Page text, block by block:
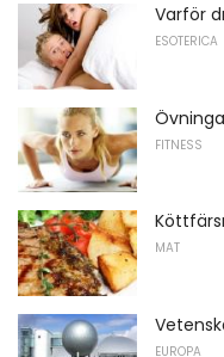
Varför
ESOTERICA
FITNESS
MAT
EUROPA